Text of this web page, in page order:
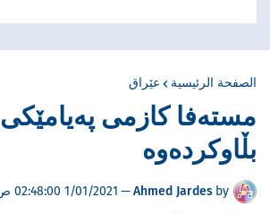
الصفحة الرئيسية عێراق
مستەفا کازمی پەیامێکی
بڵاوکردەوە
by
Ahmed Jardes
— 1/01/2021 02:48:00 ص